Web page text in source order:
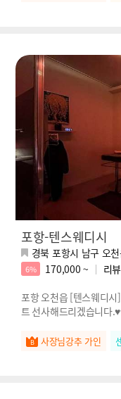
포항-텐스웨디시
경북 포항시 남구 오
6% 170,000 ~ 리뷰
포항 오천읍 [텐스웨디
트 선사해드리겠습니다
사장님강추 가인